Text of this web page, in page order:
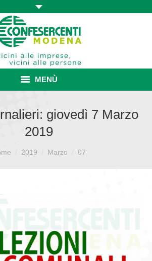
MENÙ
E VANTAGGI
GASTRONOMICI
giovedì 7 Marzo
2019
2019 Marzo 07